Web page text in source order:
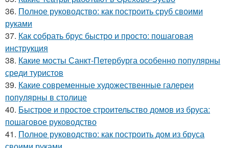
36. Полное руководство: как построить сруб своими
руками
37. Как собрать брус быстро и просто: пошаговая
инструкция
38. Какие мосты Санкт-Петербурга особенно популярны
среди туристов
39. Какие современные художественные галереи
популярны в столице
40. Быстрое и простое строительство домов из бруса:
пошаговое руководство
41. Полное руководство: как построить дом из бруса